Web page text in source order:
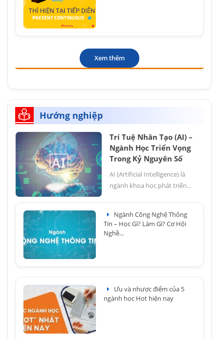
Xem thêm
Hướng nghiệp
Trí Tuệ Nhân Tạo (AI) –
Ngành Học Triển Vọng
Trong Kỷ Nguyên Số
AI (Artificial Intelligence) là
ngành khoa học phát triển...
Ngành Công Nghệ Thông
Tin – Học Gì? Làm Gì? Cơ Hội
Nghề...
Ưu và nhược điểm của 5
ngành học Hot hiện nay